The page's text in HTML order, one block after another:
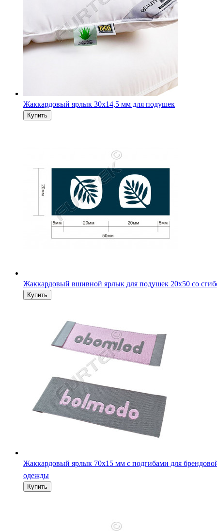
Жаккардовый ярлык 30х14,5 мм для подушек
Жаккардовый вшивной ярлык для подушек 20х50 со
Жаккардовый ярлык 70х15 мм с подгибами для
одежды